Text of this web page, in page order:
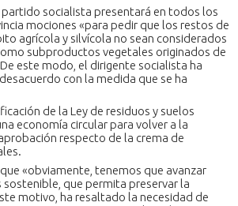
partido socialista presentará en todos los
mociones «para pedir que los restos de
agrícola y silvícola no sean considerados
subproductos vegetales originados de
este modo, el dirigente socialista ha
con la medida que se ha
de la Ley de residuos y suelos
economía circular para volver a la
respecto de la crema de
«obviamente, tenemos que avanzar
sostenible, que permita preservar la
motivo, ha resaltado la necesidad de